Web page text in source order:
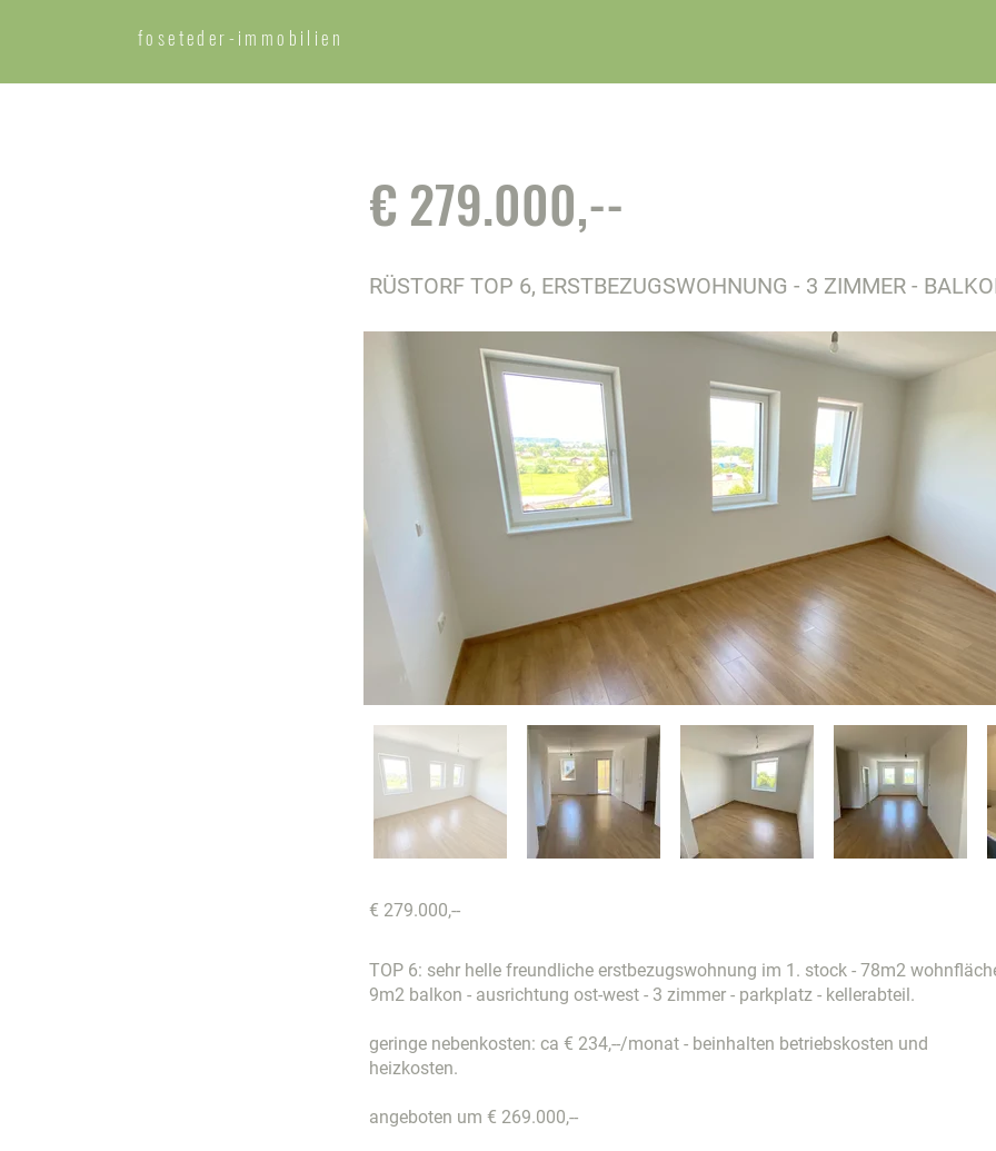
foseteder- immobilien
€ 279.000,--
RÜSTORF TOP 6, ERSTBEZUGSWOHNUNG - 3 ZIMMER -
€ 279.000,--
TOP 6: sehr helle freundliche erstbezugswohnung im 1. stock - 78m2
9m2 balkon - ausrichtung ost-west - 3 zimmer - parkplatz - kellerabteil.
geringe nebenkosten: ca € 234,--/monat - beinhalten betriebskosten und
heizkosten.
angeboten um € 269.000,--